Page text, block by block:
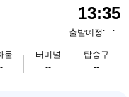
13:35
출발예정: --:--
물
터미널
--
탑승구
--